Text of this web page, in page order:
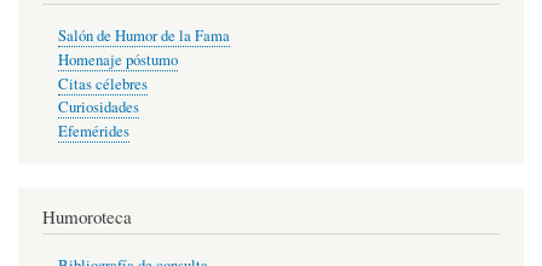
Salón de Humor de la Fama
Homenaje póstumo
Citas célebres
Curiosidades
Efemérides
Humoroteca